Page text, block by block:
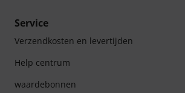
Service
Verzendkosten en levertijden
Help centrum
waardebonnen